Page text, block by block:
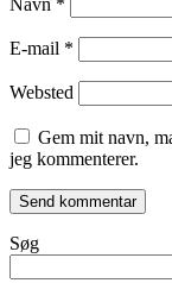
Navn *
E-mail *
Websted
Gem mit navn,
jeg kommenterer.
Søg